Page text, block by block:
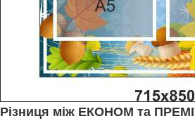
Різниця між ЕКОНОМ та